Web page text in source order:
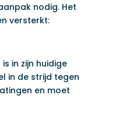
nodig. Het
versterkt:
in zijn huidige
in de strijd tegen
en moet